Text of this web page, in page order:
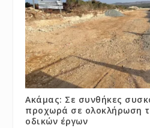
Ακάμας: Σε συνθήκες
προχωρά σε ολοκλήρωση
οδικών έργων